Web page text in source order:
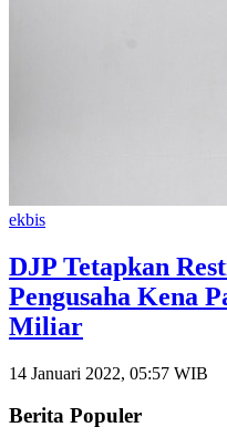
ekbis
DJP Tetapkan
Pengusaha Kena
Miliar
14 Januari 2022, 05:57 WIB
Berita Populer